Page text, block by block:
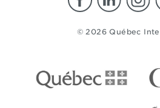
© 2026 Québec